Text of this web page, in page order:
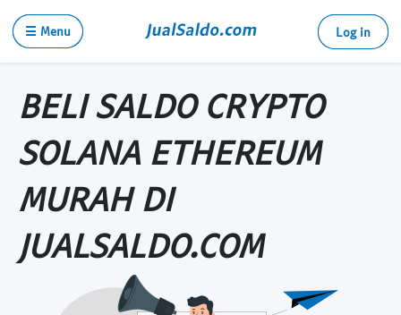
☰ Menu Log in
BELI SALDO CRYPTO
SOLANA ETHEREUM
MURAH DI
JUALSALDO.COM